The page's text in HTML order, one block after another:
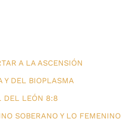
A LA ASCENSIÓN
Y DEL BIOPLASMA
DEL LEÓN 8:8
SOBERANO Y LO FEMENINO